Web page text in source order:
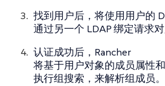
找到用户后，将使用用户的
通过另一个 LDAP 绑定请求
认证成功后，Rancher
将基于用户对象的成员属性
执行组搜索，来解析组成员。